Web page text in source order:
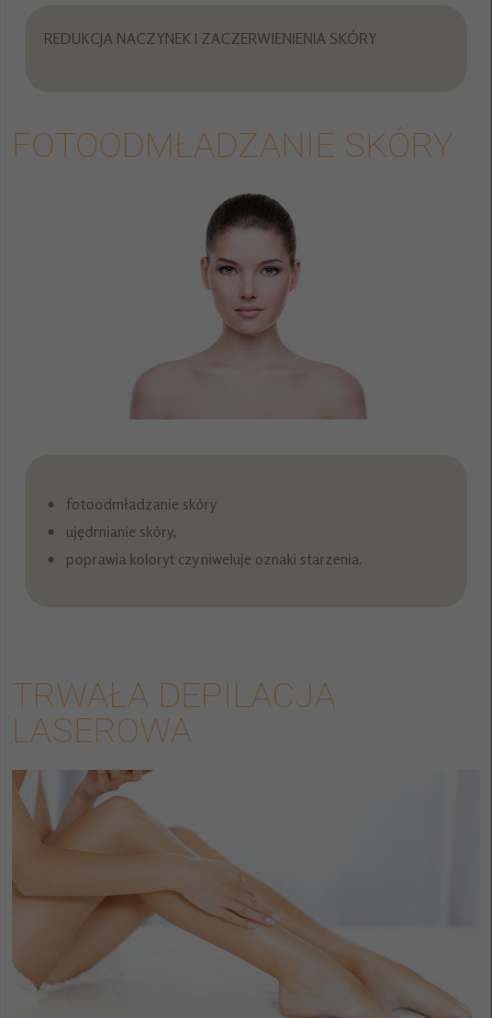
REDUKCJA NACZYNEK I ZACZERWIENIENIA SKÓRY
FOTOODMŁADZANIE SKÓRY
fotoodmładzanie skóry
ujędrnianie skóry,
poprawia koloryt czy niweluje oznaki starzenia.
TRWAŁA DEPILACJA
LASEROWA